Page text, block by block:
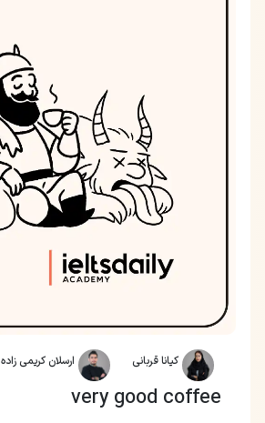
کیانا قربانی ارسلان کریمی زاده
very good coffee